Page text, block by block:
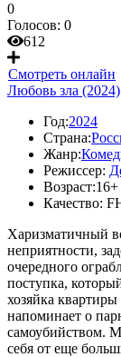
0
Голосов: 0
612
Смотреть онлайн
Любовь зла (2024)
Год:2024
Страна:
Жанр:
Режиссер:
Возраст:16+
Качество:
Харизматичный
неприятности,
очередного
поступка,
хозяйка
напоминает о
самоубийством.
себя от еще